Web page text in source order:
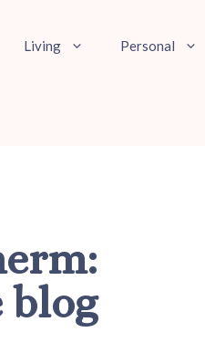
Living Personal
blog